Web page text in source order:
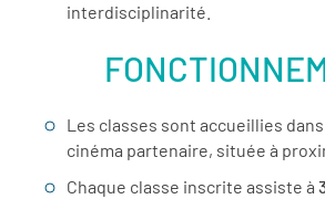
interdisciplinarité.
Les classes sont accueillies
cinéma partenaire, située à
Chaque classe inscrite assiste à